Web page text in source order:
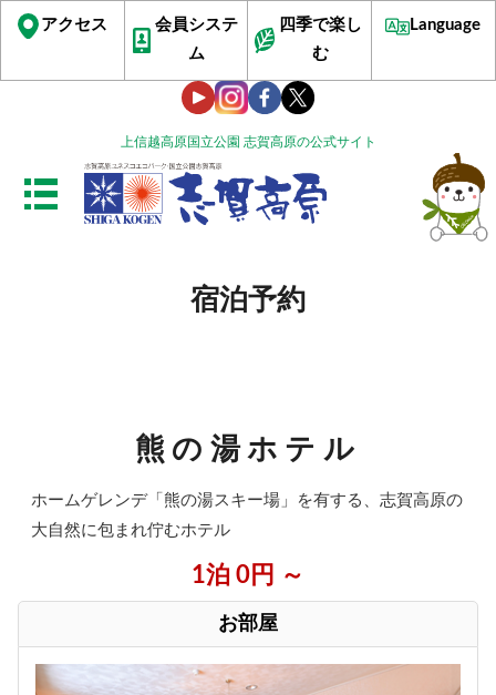
上信越高原国立公園 志賀高原の公式サイト
アクセス
会員システ
ム
四季で楽し
む
Language
宿泊予約
熊の湯ホテル
ホームゲレンデ「熊の湯スキー場」を有する、志賀高原の
大自然に包まれ佇むホテル
1泊 0円 ～
お部屋